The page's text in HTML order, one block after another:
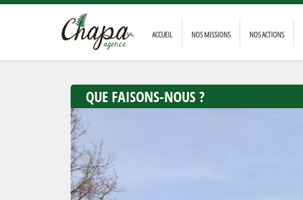
ACCUEIL NOS MISSIONS NOS ACTIONS
QUE FAISONS-NOUS ?